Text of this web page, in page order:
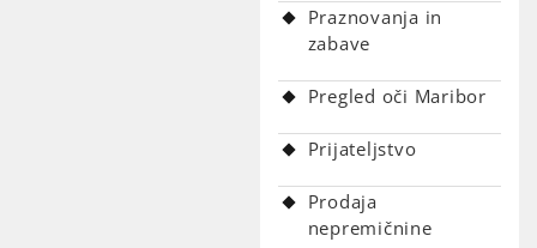
Praznovanja in
zabave
Pregled oči Maribor
Prijateljstvo
Prodaja
nepremičnine